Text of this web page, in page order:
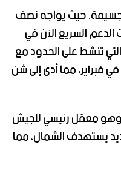
حيث يواجه نصف
السريع الآن في
تنشط على الحدود مع
فبراير، مما أدى إلى شن
وهو معقل رئيسي للجيش
يستهدف الشمال، مما